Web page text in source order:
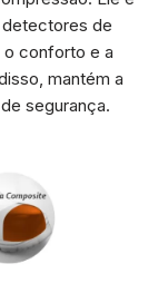
detectores de
o conforto e a
mantém a
segurança.